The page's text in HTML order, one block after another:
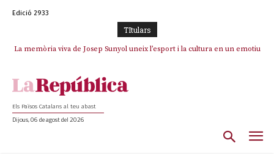
Edició 2933
TItulars
La memòria viva de Josep Sunyol uneix l’esport i la cultura en un emotiu
La “dignitat” a mitges de Marc Puigtió: renuncia a Girona pels àudios però
Els Països Catalans al teu abast
Dijous, 06 de agost del 2026